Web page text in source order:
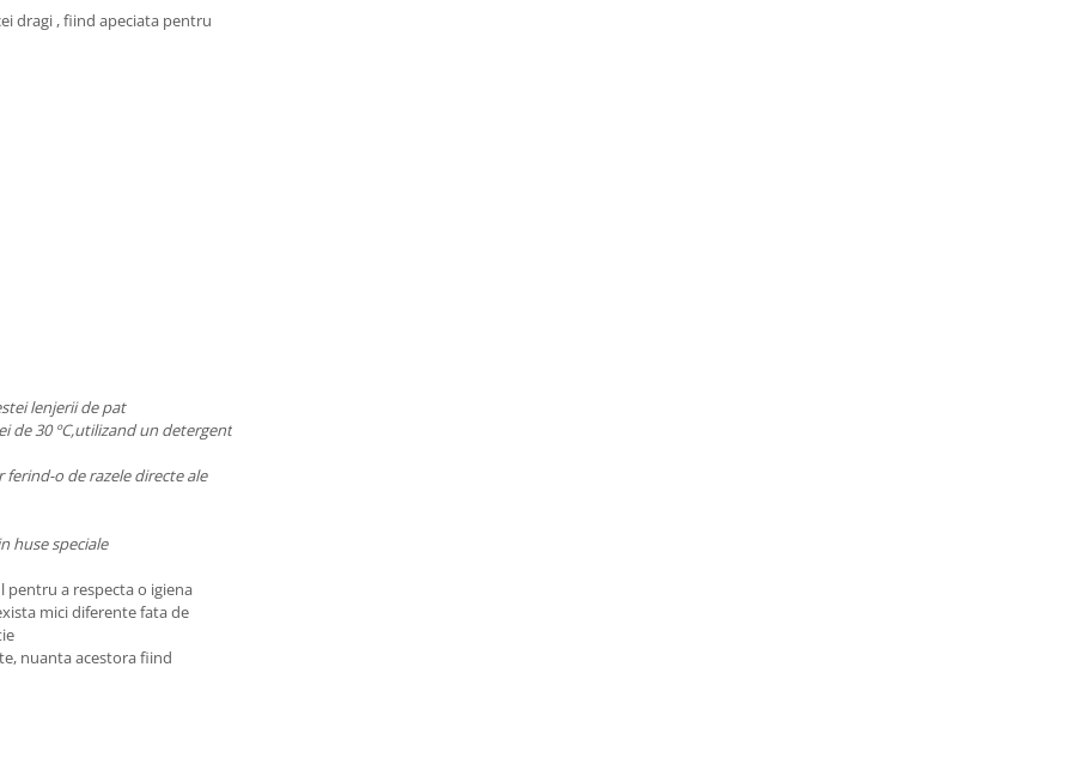
dragi , fiind apeciata pentru
lenjerii de pat
de 30 ºC,utilizand un detergent
ferind-o de razele directe ale
huse speciale
pentru a respecta o igiena
mici diferente fata de
nuanta acestora fiind